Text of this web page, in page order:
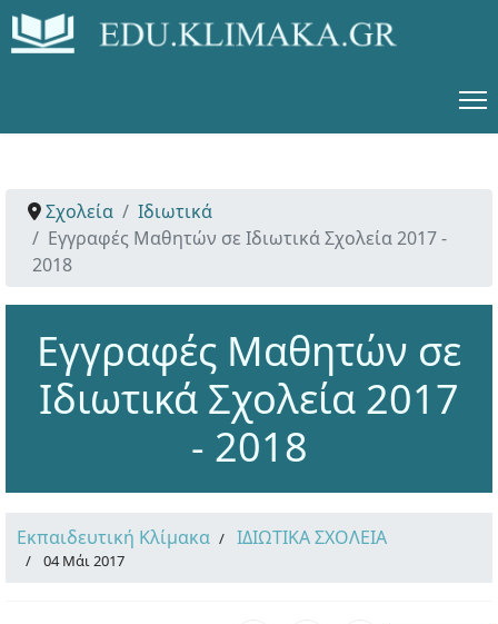
Σχολεία
Ιδιωτικά
Εγγραφές Μαθητών σε Ιδιωτικά Σχολεία 2017 -
2018
Εγγραφές Μαθητών σε
Ιδιωτικά Σχολεία 2017
- 2018
Εκπαιδευτική Κλίμακα ΙΔΙΩΤΙΚΑ ΣΧΟΛΕΙΑ
04 Μάι 2017